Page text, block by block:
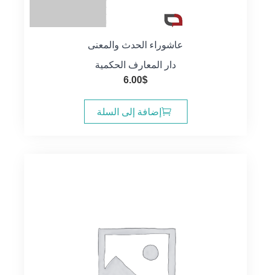
عاشوراء الحدث والمعنى
دار المعارف الحكمية
6.00$
إضافة إلى السلة